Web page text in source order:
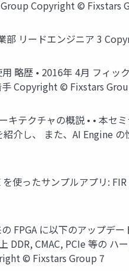
Copyright © Fixstars
部 リードエンジニア 3
略歴 • 2016年 4月 フィック
手 Copyright © Fixstars
テクチャの概説 • • 本セ
介し、 また、AI Engine
使ったサンプルアプリ:
に以下のアップデー
CMAC, PCIe 等の ハ
© Fixstars Group 7